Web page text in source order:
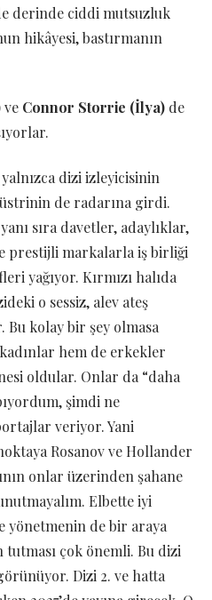
derinde ciddi mutsuzluk
hikâyesi, bastırmanın
ve Connor Storrie (İlya) de
dizi izleyicisinin
de radarına girdi.
sıra davetler, adaylıklar,
prestijli markalarla iş birliği
yağıyor. Kırmızı halıda
o sessiz, alev ateş
kolay bir şey olmasa
hem de erkekler
oldular. Onlar da “daha
şimdi ne
veriyor. Yani
Rosanov ve Hollander
onlar üzerinden şahane
Elbette iyi
yönetmenin de bir araya
çok önemli. Bu dizi
Dizi 2. ve hatta